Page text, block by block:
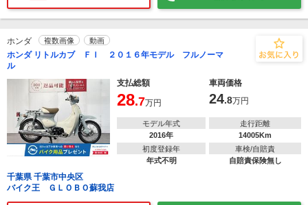
ホンダ 複数画像 動画
ホンダ リトルカブ ＦＩ ２０１６年モデル フルノーマ
ル
支払総額
車両価格
28.7万円 24.8万円
モデル年式
2016年
走行距離
14005Km
初度登録年
年式不明
車検/自賠責
自賠責保険無し
千葉県 千葉市中央区
バイク王 ＧＬＯＢＯ蘇我店